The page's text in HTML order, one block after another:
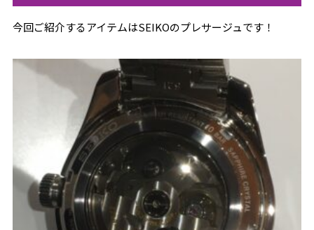
今回ご紹介するアイテムはSEIKOのプレサージュです！